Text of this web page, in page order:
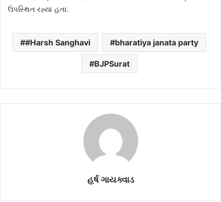
ઉપસ્થિત રહ્યા હતા.
#Harsh Sanghavi bharatiya janata party
BJPSurat
હર્ષ ગાયક્વાડ